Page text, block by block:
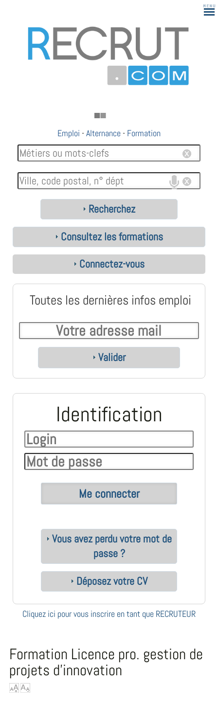
Emploi -Alternance - Formation
Recherchez
Consultez les formations
Connectez-vous
Toutes les dernières infos emploi
Valider
Identification
Vous avez perdu votre mot de
passe ?
Déposez votre CV
Cliquez ici pour vous inscrire en tant que RECRUTEUR
Formation Licence pro. gestion de
projets d'innovation